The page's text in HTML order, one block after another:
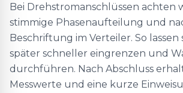
Bei Drehstromanschlüssen achten
stimmige Phasenaufteilung und
Beschriftung im Verteiler. So
später schneller eingrenzen und
durchführen. Nach Abschluss
Messwerte und eine kurze